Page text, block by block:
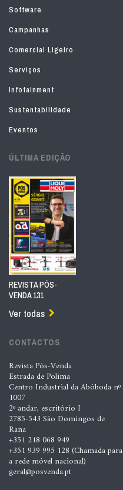
Software
Campanhas
Comercial Ligeiro
Serviços
Infotainment
Sustentabilidade
Eventos
ÚLTIMA EDIÇÃO
REVISTA PÓS-
VENDA 131
Ver todas
CONTACTOS
Revista Pós-Venda
Estrada de Polima
Centro Industrial da Abóboda nº
1007
2º andar, escritório I
2785-543 São Domingos de
Rana
+351 218 068 949
+351 939 995 128 (Chamada para
a rede móvel nacional)
geral@posvenda.pt